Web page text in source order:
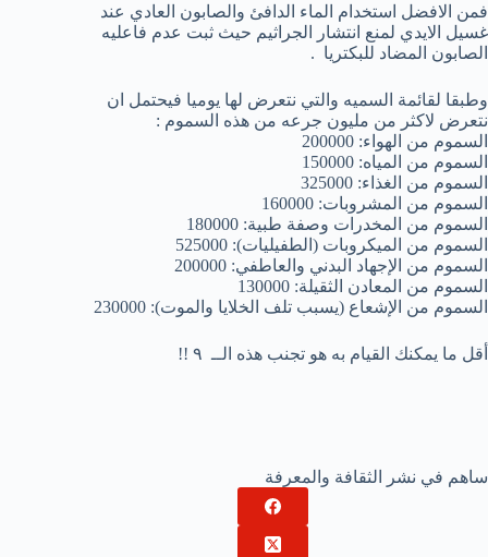
فمن الافضل استخدام الماء الدافئ والصابون العادي عند
غسيل الايدي لمنع انتشار الجراثيم حيث ثبت عدم فاعليه
الصابون المضاد للبكتريا .
وطبقا لقائمة السميه والتي نتعرض لها يوميا فيحتمل ان
نتعرض لاكثر من مليون جرعه من هذه السموم :
السموم من الهواء: 200000
السموم من المياه: 150000
السموم من الغذاء: 325000
السموم من المشروبات: 160000
السموم من المخدرات وصفة طبية: 180000
السموم من الميكروبات (الطفيليات): 525000
السموم من الإجهاد البدني والعاطفي: 200000
السموم من المعادن الثقيلة: 130000
السموم من الإشعاع (يسبب تلف الخلايا والموت): 230000
أقل ما يمكنك القيام به هو تجنب هذه الــ ٩ !!
ساهم في نشر الثقافة والمعرفة